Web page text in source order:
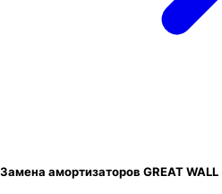
Замена амортизаторов GREAT WALL